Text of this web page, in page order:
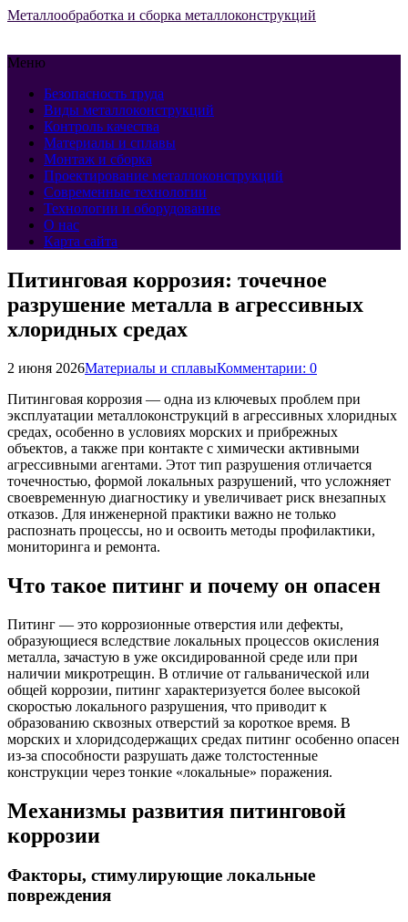
Металлообработка и сборка металлоконструкций
Меню
Безопасность труда
Виды металлоконструкций
Контроль качества
Материалы и сплавы
Монтаж и сборка
Проектирование металлоконструкций
Современные технологии
Технологии и оборудование
О нас
Карта сайта
Питинговая коррозия: точечное
разрушение металла в агрессивных
хлоридных средах
2 июня 2026Материалы и сплавыКомментарии: 0
Питинговая коррозия — одна из ключевых проблем при
эксплуатации металлоконструкций в агрессивных хлоридных
средах, особенно в условиях морских и прибрежных
объектов, а также при контакте с химически активными
агрессивными агентами. Этот тип разрушения отличается
точечностью, формой локальных разрушений, что усложняет
своевременную диагностику и увеличивает риск внезапных
отказов. Для инженерной практики важно не только
распознать процессы, но и освоить методы профилактики,
мониторинга и ремонта.
Что такое питинг и почему он опасен
Питинг — это коррозионные отверстия или дефекты,
образующиеся вследствие локальных процессов окисления
металла, зачастую в уже оксидированной среде или при
наличии микротрещин. В отличие от гальванической или
общей коррозии, питинг характеризуется более высокой
скоростью локального разрушения, что приводит к
образованию сквозных отверстий за короткое время. В
морских и хлоридсодержащих средах питинг особенно опасен
из-за способности разрушать даже толстостенные
конструкции через тонкие «локальные» поражения.
Механизмы развития питинговой
коррозии
Факторы, стимулирующие локальные
повреждения